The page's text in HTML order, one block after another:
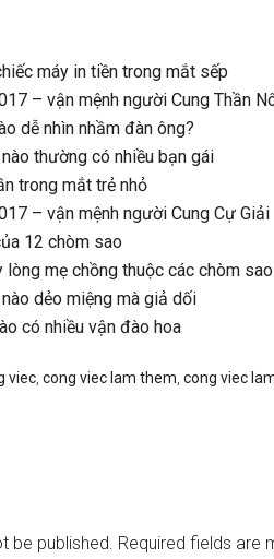
máy in tiền trong mắt sếp
– vận mệnh người Cung Thần
dễ nhìn nhầm đàn ông?
thường có nhiều bạn gái
trong mắt trẻ nhỏ
– vận mệnh người Cung Cự Giải
12 chòm sao
mẹ chồng thuộc các chòm sao
dẻo miệng mà giả dối
có nhiều vận đào hoa
viec cong viec lam them cong viec
be published. Required fields are